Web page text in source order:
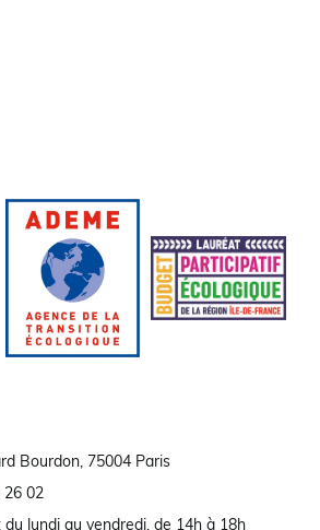
Bourdon, 75004 Paris
26 02
lundi au vendredi, de 14h à 18h